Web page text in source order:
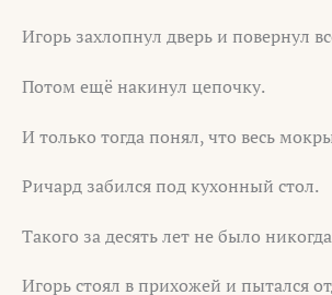
Игорь захлопнул дверь и повернул
Потом ещё накинул цепочку.
И только тогда понял, что весь
Ричард забился под кухонный стол.
Такого за десять лет не было
Игорь стоял в прихожей и пытался